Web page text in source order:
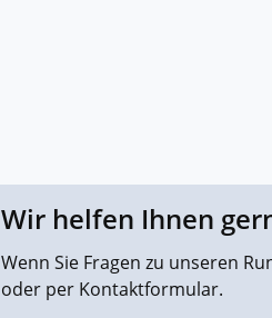
Wir helfen Ihnen
Wenn Sie Fragen zu unseren
oder per Kontaktformular.